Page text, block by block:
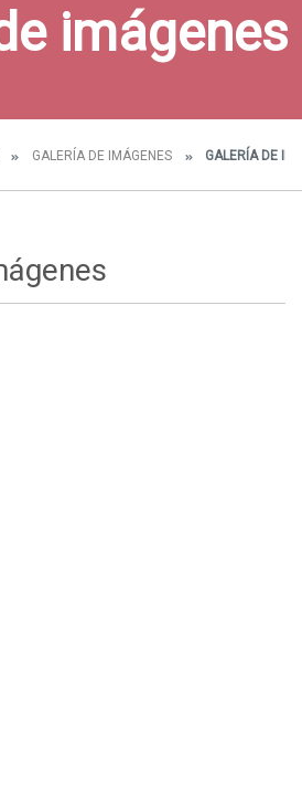
imágenes
GALERÍA DE IMÁGENES GALERÍA DE